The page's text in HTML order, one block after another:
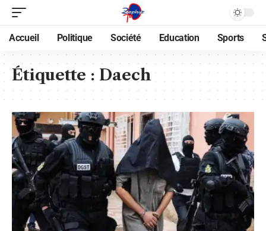
Accueil Politique Société Education Sports
Étiquette : Daech